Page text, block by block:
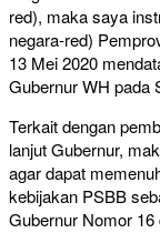
red), maka saya
negara-red)
13 Mei 2020
Gubernur WH pada
Terkait dengan
lanjut Gubernur,
agar dapat
kebijakan PSBB
Gubernur Nomor 16